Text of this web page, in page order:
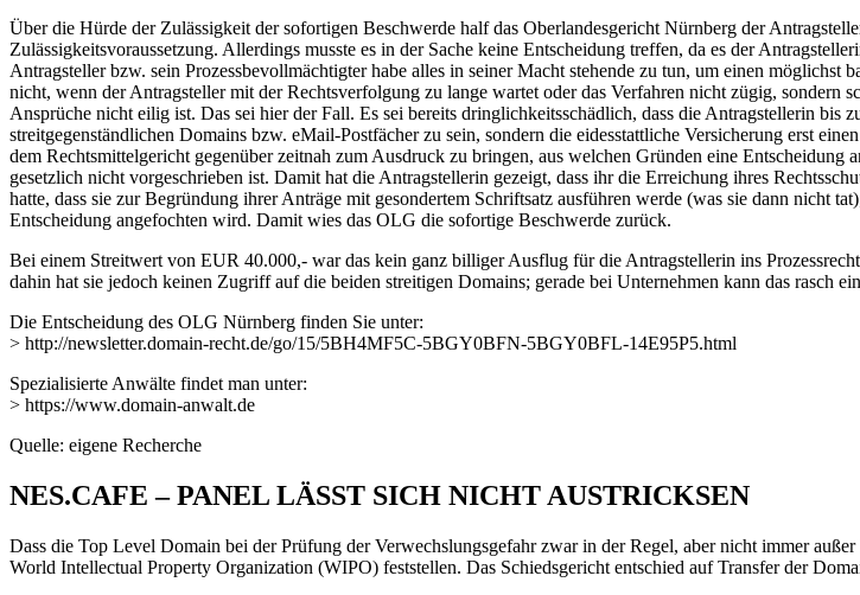
Über die Hürde der Zulässigkeit der sofortigen Beschwerde half das Oberlandesgericht Nürnberg der
Zulässigkeitsvoraussetzung. Allerdings musste es in der Sache keine Entscheidung treffen, da es der
Antragsteller bzw. sein Prozessbevollmächtigter habe alles in seiner Macht stehende zu tun, um einen
nicht, wenn der Antragsteller mit der Rechtsverfolgung zu lange wartet oder das Verfahren nicht zügig, sondern
Ansprüche nicht eilig ist. Das sei hier der Fall. Es sei bereits dringlichkeitsschädlich, dass die Antragstellerin bis
streitgegenständlichen Domains bzw. eMail-Postfächer zu sein, sondern die eidesstattliche Versicherung erst
dem Rechtsmittelgericht gegenüber zeitnah zum Ausdruck zu bringen, aus welchen Gründen eine
gesetzlich nicht vorgeschrieben ist. Damit hat die Antragstellerin gezeigt, dass ihr die Erreichung ihres
hatte, dass sie zur Begründung ihrer Anträge mit gesondertem Schriftsatz ausführen werde (was sie dann nicht
Entscheidung angefochten wird. Damit wies das OLG die sofortige Beschwerde zurück.
Bei einem Streitwert von EUR 40.000,- war das kein ganz billiger Ausflug für die Antragstellerin ins
dahin hat sie jedoch keinen Zugriff auf die beiden streitigen Domains; gerade bei Unternehmen kann das rasch
Die Entscheidung des OLG Nürnberg finden Sie unter:
> http://newsletter.domain-recht.de/go/15/5BH4MF5C-5BGY0BFN-5BGY0BFL-14E95P5.html
Spezialisierte Anwälte findet man unter:
> https://www.domain-anwalt.de
Quelle: eigene Recherche
NES.CAFE – PANEL LÄSST SICH NICHT AUSTRICKSEN
Dass die Top Level Domain bei der Prüfung der Verwechslungsgefahr zwar in der Regel, aber nicht immer
World Intellectual Property Organization (WIPO) feststellen. Das Schiedsgericht entschied auf Transfer der